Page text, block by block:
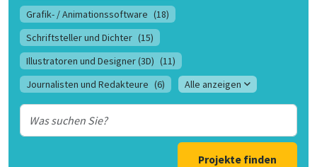
Grafik- / Animationssoftware (18)
Schriftsteller und Dichter (15)
Illustratoren und Designer (3D) (11)
Journalisten und Redakteure (6) Alle anzeigen
Projekte finden